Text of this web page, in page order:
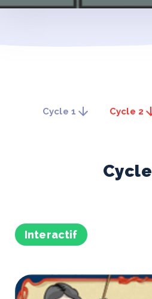
Cycle 1 Cycle 2
Cycle
Interactif